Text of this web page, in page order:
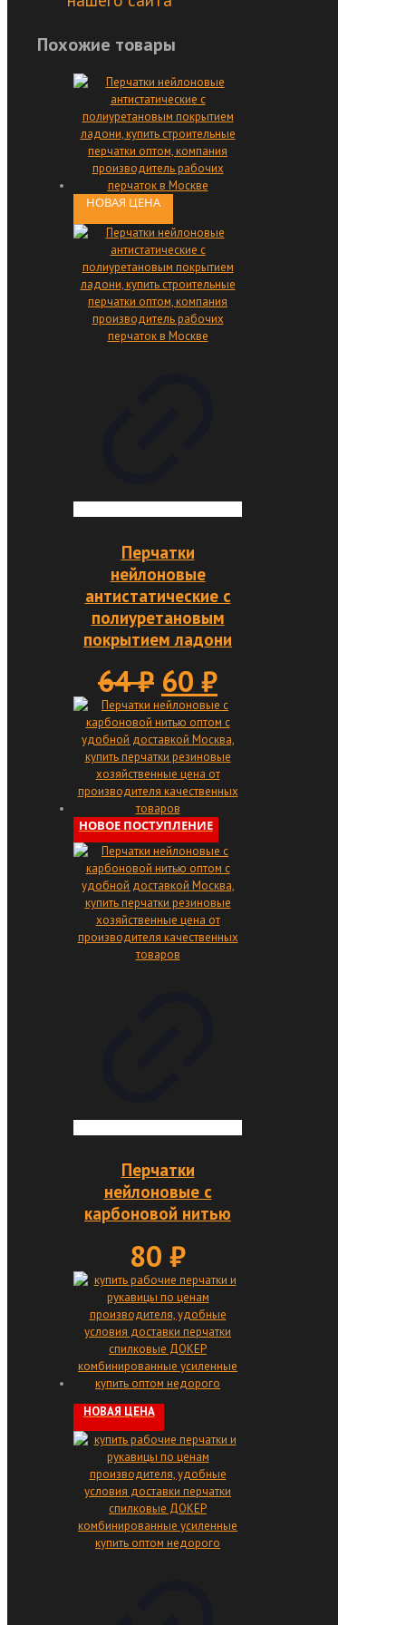
Похожие товары
НОВАЯ ЦЕНА
Перчатки
нейлоновые
антистатические с
полиуретановым
покрытием ладони
64₽ Первоначальная
цена
составляла
64 ₽.
60 ₽Текущая
цена:
60 ₽.
НОВОЕ ПОСТУПЛЕНИЕ
Перчатки
нейлоновые с
карбоновой нитью
80 ₽
НОВАЯ ЦЕНА